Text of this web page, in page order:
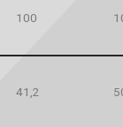
100
41,2